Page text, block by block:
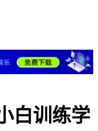
白训练学